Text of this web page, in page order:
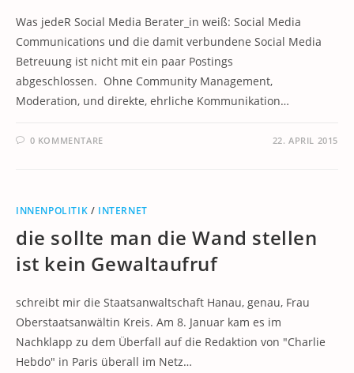
Was jedeR Social Media Berater_in weiß: Social Media
Communications und die damit verbundene Social Media
Betreuung ist nicht mit ein paar Postings
abgeschlossen. Ohne Community Management,
Moderation, und direkte, ehrliche Kommunikation…
0 KOMMENTARE 22. APRIL 2015
INNENPOLITIK / INTERNET
die sollte man die Wand stellen
ist kein Gewaltaufruf
schreibt mir die Staatsanwaltschaft Hanau, genau, Frau
Oberstaatsanwältin Kreis. Am 8. Januar kam es im
Nachklapp zu dem Überfall auf die Redaktion von "Charlie
Hebdo" in Paris überall im Netz…